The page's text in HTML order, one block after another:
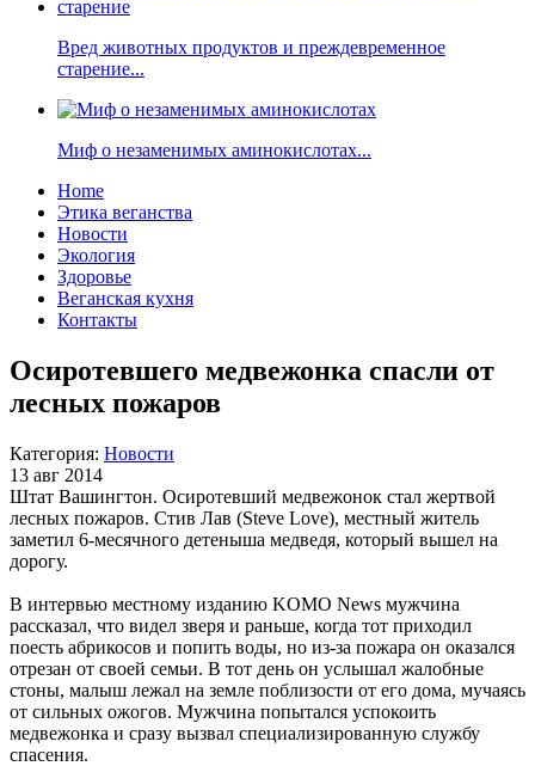
Вред животных продуктов и преждевременное
старение...
Миф о незаменимых аминокислотах...
Home
Этика веганства
Новости
Экология
Здоровье
Веганская кухня
Контакты
Осиротевшего медвежонка спасли от
лесных пожаров
Категория: Новости
13 авг 2014
Штат Вашингтон. Осиротевший медвежонок стал жертвой
лесных пожаров. Стив Лав (Steve Love), местный житель
заметил 6-месячного детеныша медведя, который вышел на
дорогу.
В интервью местному изданию KOMO News мужчина
рассказал, что видел зверя и раньше, когда тот приходил
поесть абрикосов и попить воды, но из-за пожара он оказался
отрезан от своей семьи. В тот день он услышал жалобные
стоны, малыш лежал на земле поблизости от его дома, мучаясь
от сильных ожогов. Мужчина попытался успокоить
медвежонка и сразу вызвал специализированную службу
спасения.